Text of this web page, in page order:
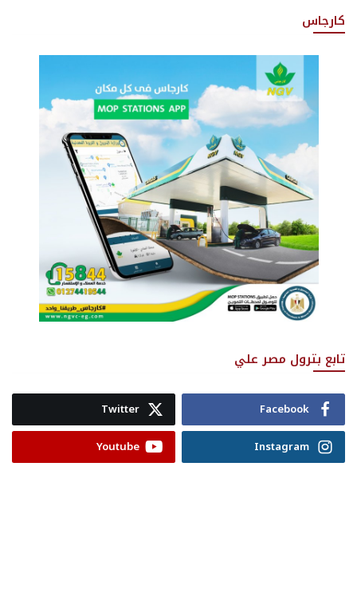
كارجاس
تابع بترول مصر علي
Facebook
Twitter
Instagram
Youtube